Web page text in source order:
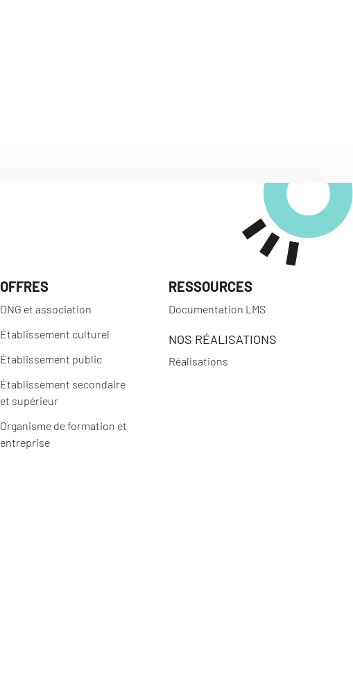
OFFRES
ONG et association
Établissement culturel
Établissement public
Établissement secondaire
et supérieur
Organisme de formation et
entreprise
RESSOURCES
Documentation LMS
NOS RÉALISATIONS
Réalisations